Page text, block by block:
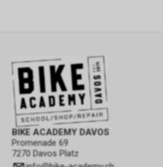
BIKE ACADEMY DAVOS
Promenade 69
7270 Davos Platz